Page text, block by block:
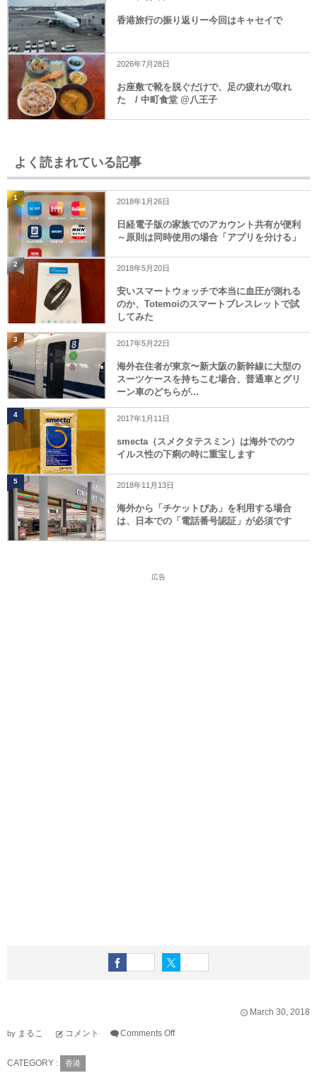
香港旅行の振り返りー今回はキャセイで
2026年7月28日
お座敷で靴を脱ぐだけで、足の疲れが取れ
た / 中町食堂 @八王子
よく読まれている記事
1 2018年1月26日
日経電子版の家族でのアカウント共有が便利
～原則は同時使用の場合「アプリを分ける」
2 2018年5月20日
安いスマートウォッチで本当に血圧が測れる
のか、Totemoiのスマートブレスレットで試
してみた
3 2017年5月22日
海外在住者が東京〜新大阪の新幹線に大型の
スーツケースを持ちこむ場合、普通車とグリ
ーン車のどちらが...
4 2017年1月11日
smecta（スメクタテスミン）は海外でのウ
イルス性の下痢の時に重宝します
5 2018年11月13日
海外から「チケットぴあ」を利用する場合
は、日本での「電話番号認証」が必須です
広告
March 30, 2018
by まるこ コメント Comments Off
CATEGORY : 香港